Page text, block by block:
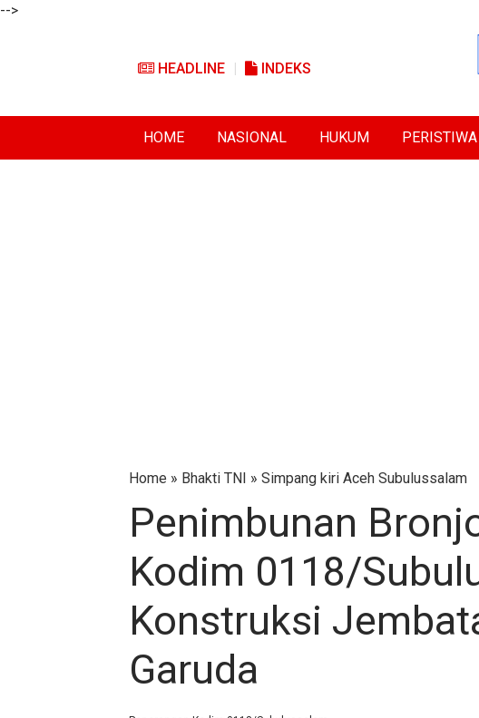
-->
HEADLINE INDEKS
HOME NASIONAL HUKUM PERISTIWA
Home » Bhakti TNI » Simpang kiri Aceh Subulussalam
Penimbunan
Kodim 0118/
Konstruksi
Garuda